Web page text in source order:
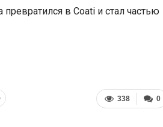
в Coati и стал частью
0
338